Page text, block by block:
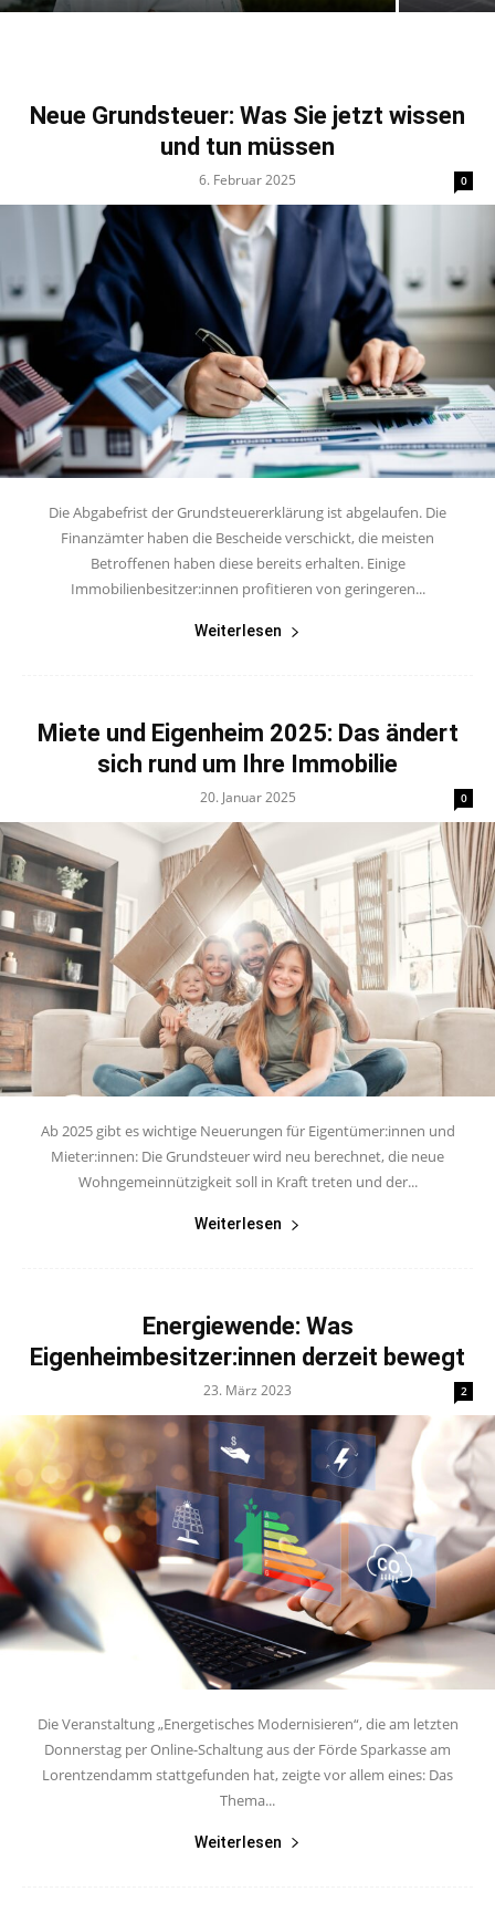
Neue Grundsteuer: Was Sie jetzt wissen
und tun müssen
6. Februar 2025 0
Die Abgabefrist der Grundsteuererklärung ist abgelaufen. Die
Finanzämter haben die Bescheide verschickt, die meisten
Betroffenen haben diese bereits erhalten. Einige
Immobilienbesitzer:innen profitieren von geringeren...
Weiterlesen
Miete und Eigenheim 2025: Das ändert
sich rund um Ihre Immobilie
20. Januar 2025 0
Ab 2025 gibt es wichtige Neuerungen für Eigentümer:innen und
Mieter:innen: Die Grundsteuer wird neu berechnet, die neue
Wohngemeinnützigkeit soll in Kraft treten und der...
Weiterlesen
Energiewende: Was
Eigenheimbesitzer:innen derzeit bewegt
23. März 2023 2
Die Veranstaltung „Energetisches Modernisieren“, die am letzten
Donnerstag per Online-Schaltung aus der Förde Sparkasse am
Lorentzendamm stattgefunden hat, zeigte vor allem eines: Das
Thema...
Weiterlesen